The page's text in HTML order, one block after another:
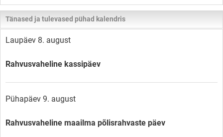
Tänased ja tulevased pühad kalendris
Laupäev 8. august
Rahvusvaheline kassipäev
Pühapäev 9. august
Rahvusvaheline maailma põlisrahvaste päev